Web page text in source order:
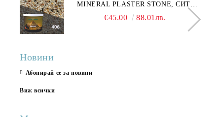
MINERAL PLASTER STONE, СИТЕН
КАМЪК 406 25КГ
€45.00 88.01лв.
Новини
Абонирай се за новини
Виж всички